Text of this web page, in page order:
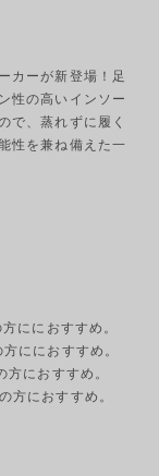
カーが新登場！足
性の高いインソー
で、蒸れずに履く
性を兼ね備えた一
ににおすすめ。
ににおすすめ。
におすすめ。
におすすめ。